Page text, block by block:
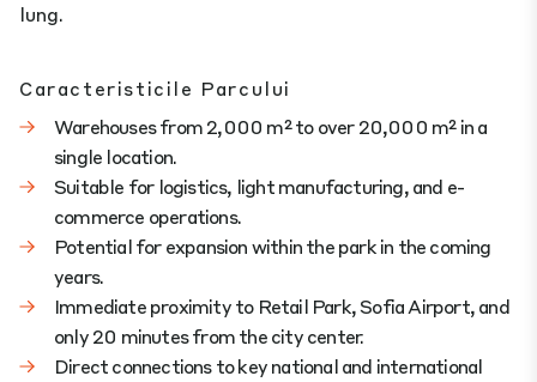
lung.
Caracteristicile Parcului
Warehouses from 2,000 m² to over 20,000 m² in a
single location.
Suitable for logistics, light manufacturing, and e-
commerce operations.
Potential for expansion within the park in the coming
years.
Immediate proximity to Retail Park, Sofia Airport, and
only 20 minutes from the city center.
Direct connections to key national and international